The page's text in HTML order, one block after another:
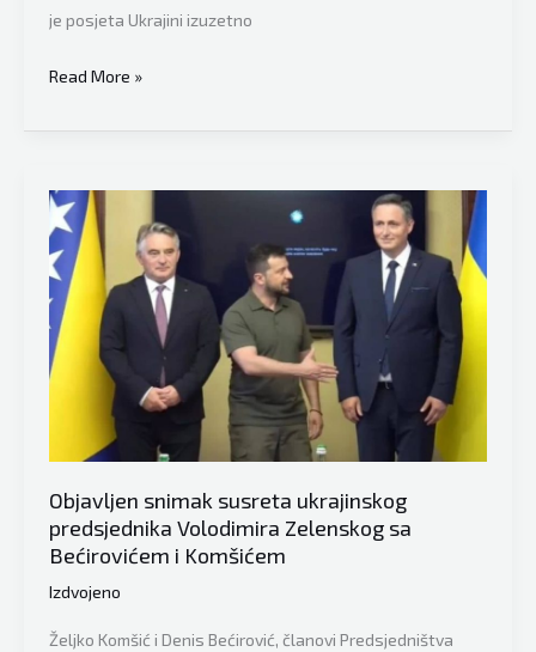
je posjeta Ukrajini izuzetno
Komšić
javio
Kijeva
nakon
sastanka
sa
predsjednikom
Ukrajine
Zelenskim:
politički
moralno
je
biti
na
Read More »
Objavljen snimak susreta ukrajinskog
predsjednika Volodimira Zelenskog sa
Bećirovićem i Komšićem
Izdvojeno
Željko Komšić i Denis Bećirović, članovi Predsjedništva